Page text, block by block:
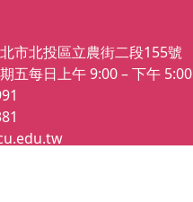
市北投區立農街二段155號
五每日上午 9:00 – 下午 5:00